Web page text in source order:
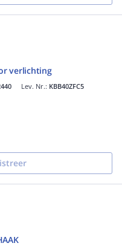
verlichting
Lev. Nr.: KBB40ZFC5